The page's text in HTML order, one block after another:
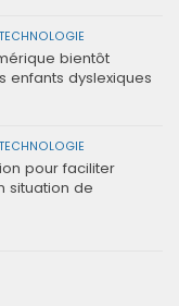
bientôt
enfants dyslexiques
pour faciliter
situation de